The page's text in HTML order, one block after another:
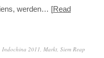
werden…
Read
Indochina 2011 Markt Siem Reap